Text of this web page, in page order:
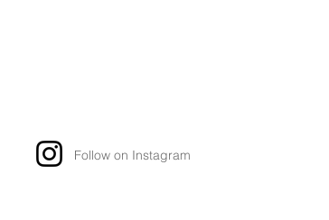
Follow on Instagram